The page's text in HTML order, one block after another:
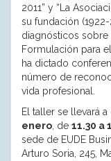
2011” y “La
su fundación
diagnósticos sobre
Formulación para
ha dictado
número de
vida profesional.
El taller se llevará
enero , de 11.30 a
sede de EUDE
Arturo Soria, 245,